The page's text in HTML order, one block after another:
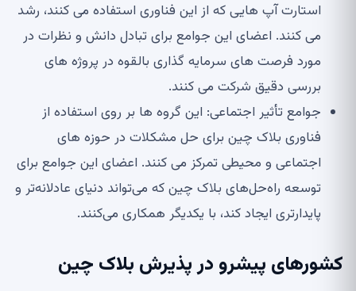
استارت آپ هایی که از این فناوری استفاده می کنند، رشد
می کنند. اعضای این جوامع برای تبادل دانش و نظرات در
مورد فرصت های سرمایه گذاری بالقوه در پروژه های
بررسی دقیق شرکت می کنند.
جوامع تأثیر اجتماعی: این گروه ها بر روی استفاده از
فناوری بلاک چین برای حل مشکلات در حوزه های
اجتماعی و محیطی تمرکز می کنند. اعضای این جوامع برای
توسعه راه‌حل‌های بلاک چین که می‌تواند دنیای عادلانه‌تر و
پایدارتری ایجاد کند، با یکدیگر همکاری می‌کنند.
کشورهای پیشرو در پذیرش بلاک چین